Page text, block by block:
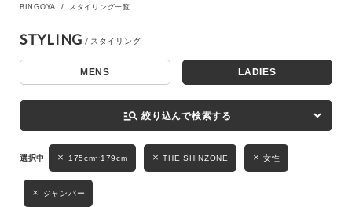
キーワード
性別
MENS LADIES KIDS
BINGOYA スタイリング一覧
STYLING
MENS LADIES
manage_search 絞り込んで検索する
175cm~179cm THE SHINZONE 女性
ジャンパー